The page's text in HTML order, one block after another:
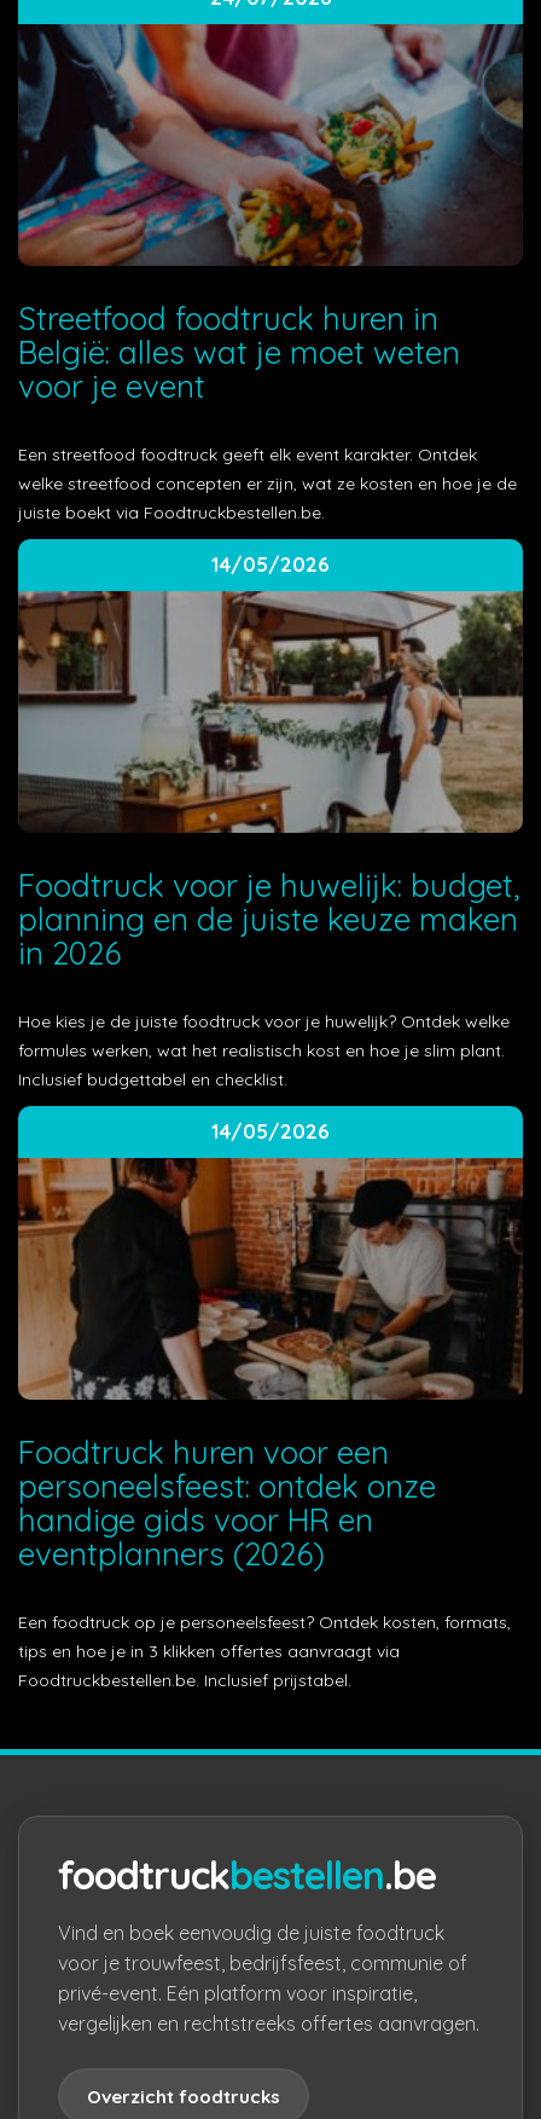
Streetfood foodtruck huren in
België: alles wat je moet weten
voor je event
Een streetfood foodtruck geeft elk event karakter. Ontdek
welke streetfood concepten er zijn, wat ze kosten en hoe je de
juiste boekt via Foodtruckbestellen.be.
14/05/2026
Foodtruck voor je huwelijk: budget,
planning en de juiste keuze maken
in 2026
Hoe kies je de juiste foodtruck voor je huwelijk? Ontdek welke
formules werken, wat het realistisch kost en hoe je slim plant.
Inclusief budgettabel en checklist.
14/05/2026
Foodtruck huren voor een
personeelsfeest: ontdek onze
handige gids voor HR en
eventplanners (2026)
Een foodtruck op je personeelsfeest? Ontdek kosten, formats,
tips en hoe je in 3 klikken offertes aanvraagt via
Foodtruckbestellen.be. Inclusief prijstabel.
foodtruckbestellen.be
Vind en boek eenvoudig de juiste foodtruck
voor je trouwfeest, bedrijfsfeest, communie of
privé-event. Eén platform voor inspiratie,
vergelijken en rechtstreeks offertes aanvragen.
Overzicht foodtrucks